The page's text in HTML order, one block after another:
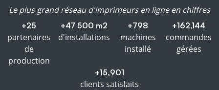
Le plus grand réseau d'imprimeurs en ligne en chiffres
+25
partenaires
de
production
+47 500 m2
d'installations
+798
machines
installé
+162,144
commandes
gérées
+15,901
clients satisfaits